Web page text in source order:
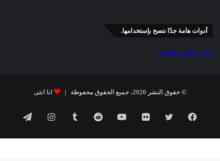
أدوات هامة جدًا ننصح بإستخدامها.
حساب العمر بالهجري
© حقوق النشر 2026، جميع الحقوق محفوظة | انا انثى
فيسبوك تويتر صور
من
يوتيوب ‏Tumblr انستقرام